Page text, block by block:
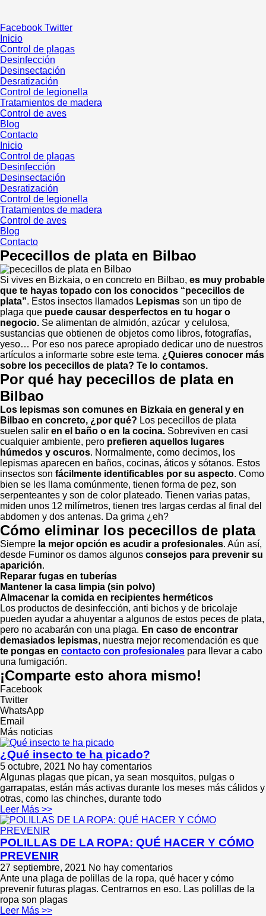
al
contenido
Facebook Twitter
Inicio
Control de plagas
Desinfección
Desinsectación
Desratización
Control de legionella
Tratamientos de madera
Control de aves
Blog
Contacto
Inicio
Control de plagas
Desinfección
Desinsectación
Desratización
Control de legionella
Tratamientos de madera
Control de aves
Blog
Contacto
Pececillos de plata en Bilbao
Si vives en Bizkaia, o en concreto en Bilbao, es muy probable
que te hayas topado con los conocidos “pececillos de
plata”. Estos insectos llamados Lepismas son un tipo de
plaga que puede causar desperfectos en tu hogar o
negocio. Se alimentan de almidón, azúcar y celulosa,
sustancias que obtienen de objetos como libros, fotografías,
yeso… Por eso nos parece apropiado dedicar uno de nuestros
artículos a informarte sobre este tema. ¿Quieres conocer más
sobre los pececillos de plata? Te lo contamos.
Por qué hay pececillos de plata en
Bilbao
Los lepismas son comunes en Bizkaia en general y en
Bilbao en concreto, ¿por qué? Los pececillos de plata
suelen salir en el baño o en la cocina. Sobreviven en casi
cualquier ambiente, pero prefieren aquellos lugares
húmedos y oscuros. Normalmente, como decimos, los
lepismas aparecen en baños, cocinas, áticos y sótanos. Estos
insectos son fácilmente identificables por su aspecto. Como
bien se les llama comúnmente, tienen forma de pez, son
serpenteantes y son de color plateado. Tienen varias patas,
miden unos 12 milímetros, tienen tres largas cerdas al final del
abdomen y dos antenas. Da grima ¿eh?
Cómo eliminar los pececillos de plata
Siempre la mejor opción es acudir a profesionales. Aún así,
desde Fuminor os damos algunos consejos para prevenir su
aparición.
Reparar fugas en tuberías
Mantener la casa limpia (sin polvo)
Almacenar la comida en recipientes herméticos
Los productos de desinfección, anti bichos y de bricolaje
pueden ayudar a ahuyentar a algunos de estos peces de plata,
pero no acabarán con una plaga. En caso de encontrar
demasiados lepismas, nuestra mejor recomendación es que
te pongas en contacto con profesionales para llevar a cabo
una fumigación.
¡Comparte esto ahora mismo!
Facebook
Twitter
WhatsApp
Email
Más noticias
¿Qué insecto te ha picado?
5 octubre, 2021 No hay comentarios
Algunas plagas que pican, ya sean mosquitos, pulgas o
garrapatas, están más activas durante los meses más cálidos y
otras, como las chinches, durante todo
Leer Más >>
POLILLAS DE LA ROPA: QUÉ HACER Y CÓMO
PREVENIR
27 septiembre, 2021 No hay comentarios
Ante una plaga de polillas de la ropa, qué hacer y cómo
prevenir futuras plagas. Centrarnos en eso. Las polillas de la
ropa son plagas
Leer Más >>